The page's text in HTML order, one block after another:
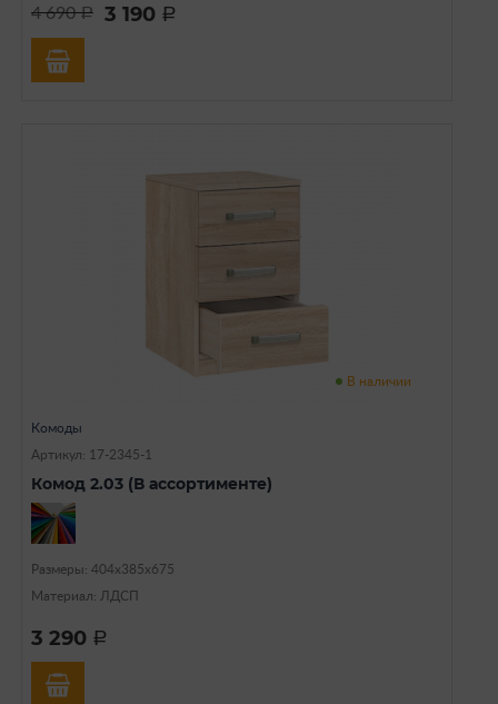
4 690a 3 190 a
В наличии
Комоды
Артикул: 17-2345-1
Комод 2.03 (В ассортименте)
Размеры: 404х385х675
Материал: ЛДСП
3 290 a